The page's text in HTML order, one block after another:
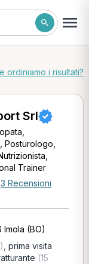
ordiniamo i risultati?
Srl
Posturologo,
Trainer
3 Recensioni
(BO)
prima visita
(15